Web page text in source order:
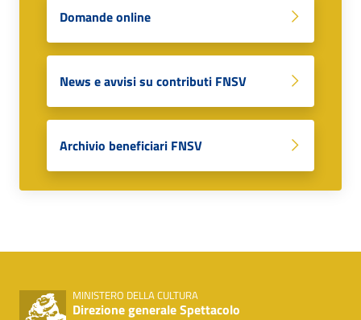
Domande online
News e avvisi su contributi FNSV
Archivio beneficiari FNSV
MINISTERO DELLA CULTURA
Direzione generale Spettacolo